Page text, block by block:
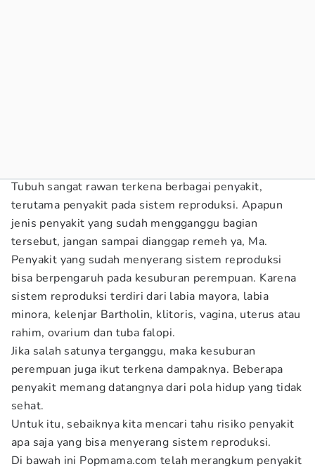
Tubuh sangat rawan terkena berbagai penyakit,
terutama penyakit pada sistem reproduksi. Apapun
jenis penyakit yang sudah mengganggu bagian
tersebut, jangan sampai dianggap remeh ya, Ma.
Penyakit yang sudah menyerang sistem reproduksi
bisa berpengaruh pada kesuburan perempuan. Karena
sistem reproduksi terdiri dari labia mayora, labia
minora, kelenjar Bartholin, klitoris, vagina, uterus atau
rahim, ovarium dan tuba falopi.
Jika salah satunya terganggu, maka kesuburan
perempuan juga ikut terkena dampaknya. Beberapa
penyakit memang datangnya dari pola hidup yang tidak
sehat.
Untuk itu, sebaiknya kita mencari tahu risiko penyakit
apa saja yang bisa menyerang sistem reproduksi.
Di bawah ini Popmama.com telah merangkum penyakit